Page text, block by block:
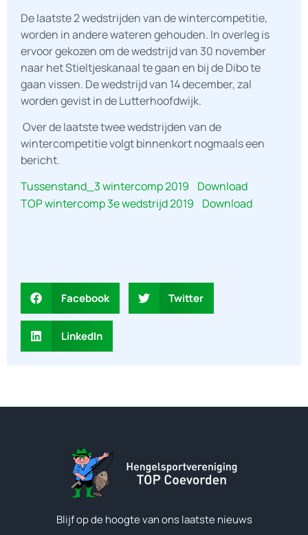
De laatste 2 wedstrijden van de wintercompetitie,
worden in andere wateren gehouden. In overleg is
ervoor gekozen om de wedstrijd van 30 november
naar het Stieltjeskanaal te gaan en bij de Dibo te
gaan vissen. De wedstrijd van 14 december, zal
worden gevist in de Lutterhoofdwijk.
Over de laatste twee wedstrijden van de
wintercompetitie volgt binnenkort nogmaals een
bericht.
Tussenstand_3 wintercomp 2019
Download
TOP wintercomp 3e wedstrijd 2019
Download
Facebook Twitter
LinkedIn
Blijf op de hoogte van ons laatste nieuws